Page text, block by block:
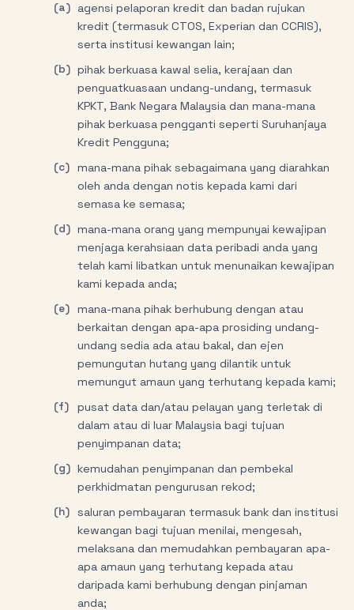
(a) agensi pelaporan kredit dan badan rujukan
kredit (termasuk CTOS, Experian dan CCRIS),
serta institusi kewangan lain;
(b) pihak berkuasa kawal selia, kerajaan dan
penguatkuasaan undang-undang, termasuk
KPKT, Bank Negara Malaysia dan mana-mana
pihak berkuasa pengganti seperti Suruhanjaya
Kredit Pengguna;
(c) mana-mana pihak sebagaimana yang diarahkan
oleh anda dengan notis kepada kami dari
semasa ke semasa;
(d) mana-mana orang yang mempunyai kewajipan
menjaga kerahsiaan data peribadi anda yang
telah kami libatkan untuk menunaikan kewajipan
kami kepada anda;
(e) mana-mana pihak berhubung dengan atau
berkaitan dengan apa-apa prosiding undang-
undang sedia ada atau bakal, dan ejen
pemungutan hutang yang dilantik untuk
memungut amaun yang terhutang kepada kami;
(f)
pusat data dan/atau pelayan yang terletak di
dalam atau di luar Malaysia bagi tujuan
penyimpanan data;
(g) kemudahan penyimpanan dan pembekal
perkhidmatan pengurusan rekod;
(h) saluran pembayaran termasuk bank dan institusi
kewangan bagi tujuan menilai, mengesah,
melaksana dan memudahkan pembayaran apa-
apa amaun yang terhutang kepada atau
daripada kami berhubung dengan pinjaman
anda;